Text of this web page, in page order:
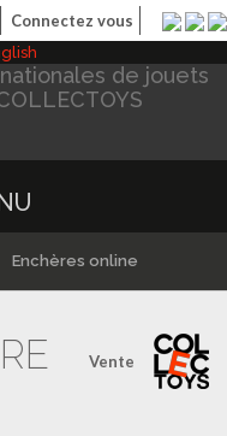
Connectez vous
Enchères online
Vente